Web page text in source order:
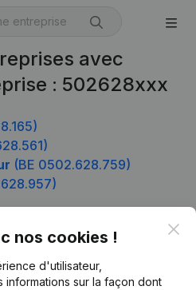
avec
: 502628xxx
(BE 0502.628.759)
nos cookies !
d'utilisateur,
sur la façon dont
Produit
Informations d’entreprise